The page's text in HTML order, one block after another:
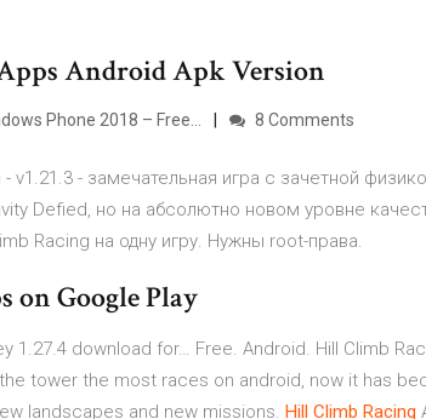
Android Apk Version
Phone 2018 – Free… 8 Comments
v1.21.3 - замечательная игра с зачетной
Defied, но на абсолютно новом уровне
Racing на одну игру. Нужны root-права.
on Google Play
1.27.4 download for… Free. Android. Hill Climb
tower the most races on android, now it has
landscapes and new missions. Hill Climb Racing